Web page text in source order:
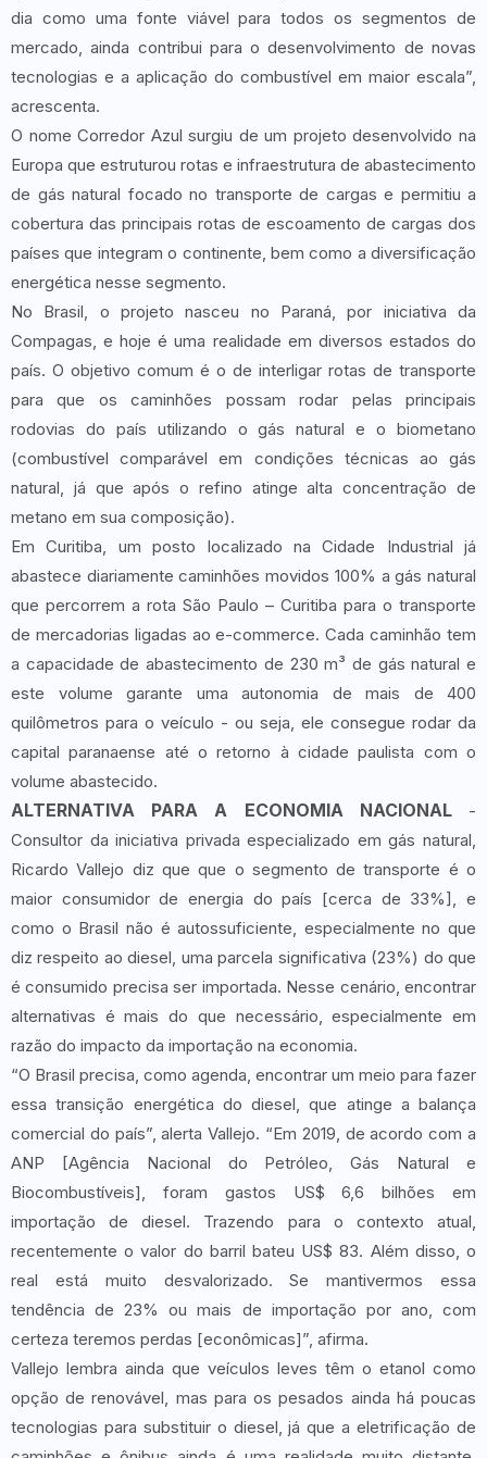
dia como uma fonte viável para todos os segmentos de
mercado, ainda contribui para o desenvolvimento de novas
tecnologias e a aplicação do combustível em maior escala”,
acrescenta.
O nome Corredor Azul surgiu de um projeto desenvolvido na
Europa que estruturou rotas e infraestrutura de abastecimento
de gás natural focado no transporte de cargas e permitiu a
cobertura das principais rotas de escoamento de cargas dos
países que integram o continente, bem como a diversificação
energética nesse segmento.
No Brasil, o projeto nasceu no Paraná, por iniciativa da
Compagas, e hoje é uma realidade em diversos estados do
país. O objetivo comum é o de interligar rotas de transporte
para que os caminhões possam rodar pelas principais
rodovias do país utilizando o gás natural e o biometano
(combustível comparável em condições técnicas ao gás
natural, já que após o refino atinge alta concentração de
metano em sua composição).
Em Curitiba, um posto localizado na Cidade Industrial já
abastece diariamente caminhões movidos 100% a gás natural
que percorrem a rota São Paulo – Curitiba para o transporte
de mercadorias ligadas ao e-commerce. Cada caminhão tem
a capacidade de abastecimento de 230 m³ de gás natural e
este volume garante uma autonomia de mais de 400
quilômetros para o veículo - ou seja, ele consegue rodar da
capital paranaense até o retorno à cidade paulista com o
volume abastecido.
ALTERNATIVA PARA A ECONOMIA NACIONAL-
Consultor da iniciativa privada especializado em gás natural,
Ricardo Vallejo diz que que o segmento de transporte é o
maior consumidor de energia do país [cerca de 33%], e
como o Brasil não é autossuficiente, especialmente no que
diz respeito ao diesel, uma parcela significativa (23%) do que
é consumido precisa ser importada. Nesse cenário, encontrar
alternativas é mais do que necessário, especialmente em
razão do impacto da importação na economia.
“O Brasil precisa, como agenda, encontrar um meio para fazer
essa transição energética do diesel, que atinge a balança
comercial do país”, alerta Vallejo. “Em 2019, de acordo com a
ANP [Agência Nacional do Petróleo, Gás Natural e
Biocombustíveis], foram gastos US$ 6,6 bilhões em
importação de diesel. Trazendo para o contexto atual,
recentemente o valor do barril bateu US$ 83. Além disso, o
real está muito desvalorizado. Se mantivermos essa
tendência de 23% ou mais de importação por ano, com
certeza teremos perdas [econômicas]”, afirma.
Vallejo lembra ainda que veículos leves têm o etanol como
opção de renovável, mas para os pesados ainda há poucas
tecnologias para substituir o diesel, já que a eletrificação de